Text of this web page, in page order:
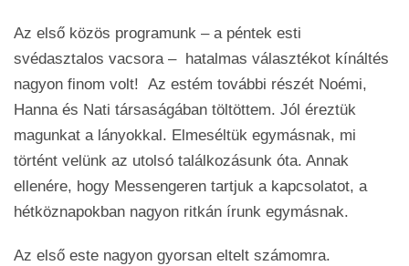
Az első közös programunk – a péntek esti
svédasztalos vacsora – hatalmas választékot kínáltés
nagyon finom volt! Az estém további részét Noémi,
Hanna és Nati társaságában töltöttem. Jól éreztük
magunkat a lányokkal. Elmeséltük egymásnak, mi
történt velünk az utolsó találkozásunk óta. Annak
ellenére, hogy Messengeren tartjuk a kapcsolatot, a
hétköznapokban nagyon ritkán írunk egymásnak.
Az első este nagyon gyorsan eltelt számomra.